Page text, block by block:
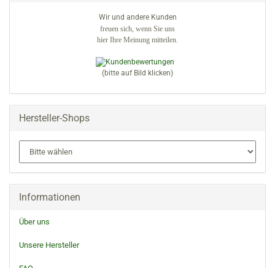
Wir und andere Kunden
freuen sich, wenn Sie uns
hier Ihre Meinung mitteilen.
(bitte auf Bild klicken)
Hersteller-Shops
Informationen
Über uns
Unsere Hersteller